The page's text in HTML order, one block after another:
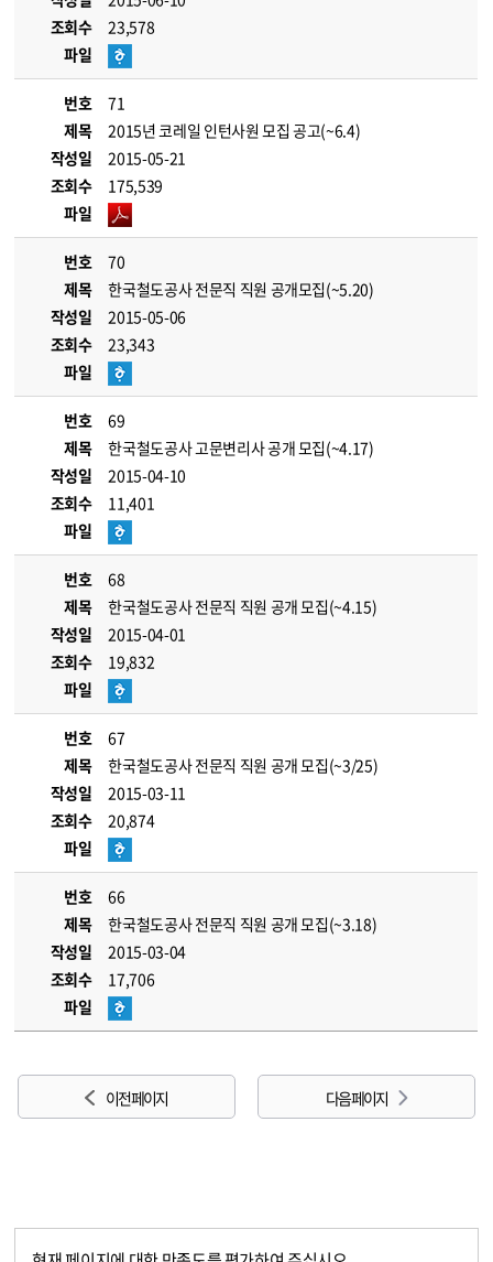
조회수
23,578
파일
번호
71
제목
2015년 코레일 인턴사원 모집 공고(~6.4)
작성일
2015-05-21
조회수
175,539
파일
번호
70
제목
한국철도공사 전문직 직원 공개모집(~5.20)
작성일
2015-05-06
조회수
23,343
파일
번호
69
제목
한국철도공사 고문변리사 공개 모집(~4.17)
작성일
2015-04-10
조회수
11,401
파일
번호
68
제목
한국철도공사 전문직 직원 공개 모집(~4.15)
작성일
2015-04-01
조회수
19,832
파일
번호
67
제목
한국철도공사 전문직 직원 공개 모집(~3/25)
작성일
2015-03-11
조회수
20,874
파일
번호
66
제목
한국철도공사 전문직 직원 공개 모집(~3.18)
작성일
2015-03-04
조회수
17,706
파일
이전 페이지 다음 페이지